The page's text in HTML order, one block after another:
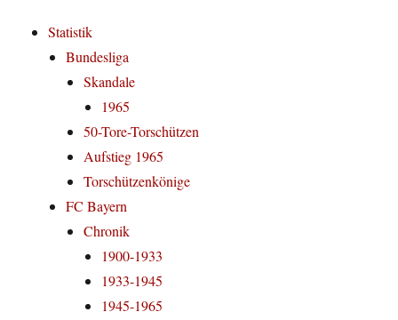
Statistik
Bundesliga
Skandale
1965
50-Tore-Torschützen
Aufstieg 1965
Torschützenkönige
FC Bayern
Chronik
1900-1933
1933-1945
1945-1965